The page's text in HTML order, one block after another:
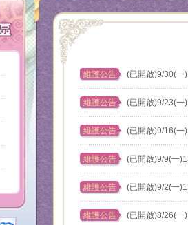
維護公告 (已開啟)9/30(一
維護公告 (已開啟)9/23(一
維護公告 (已開啟)9/16(一
維護公告 (已開啟)9/9(一
維護公告 (已開啟)9/2(一
維護公告 (已開啟)8/26(一